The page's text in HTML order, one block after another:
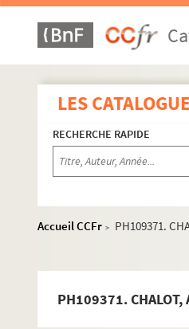
LES
RECHERCHE RAPIDE
Accueil CCFr >
PH109371.
PH109371.
PH109344. ALBERT.
PH109345.
PH109346. DURAND,
PH109347. ESCUDIE,
PH109348.
PH109349. JOGUET
PH109350.
PH109351.
PH109355.